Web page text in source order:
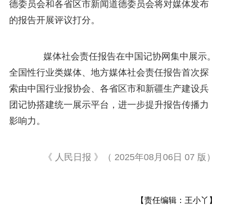
德委员会和各省区市新闻道德委员会将对媒体发布
的报告开展评议打分。
媒体社会责任报告在中国记协网集中展示。
全国性行业类媒体、地方媒体社会责任报告首次探
索由中国行业报协会、各省区市和新疆生产建设兵
团记协搭建统一展示平台，进一步提升报告传播力
影响力。
《 人民日报 》（ 2025年08月06日 07 版）
【责任编辑：王小丫】